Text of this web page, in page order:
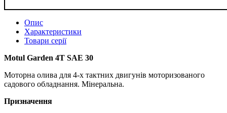
Опис
Характеристики
Товари серії
Motul Garden 4T SAE 30
Моторна олива для 4-х тактних двигунів моторизованого
садового обладнання. Мінеральна.
Призначення